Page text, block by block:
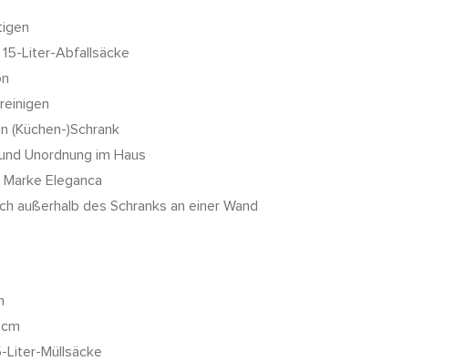
Liter-Abfallsäcke
(Küchen-)Schrank
Unordnung im Haus
Eleganca
außerhalb des Schranks an einer Wand
Liter-Müllsäcke